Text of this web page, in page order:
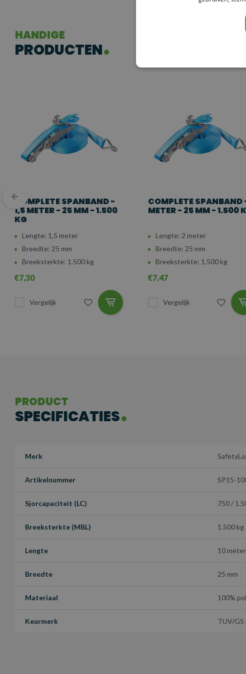
Buitengebruik, zoals transporten in verschillende
Professioneel gebruik voor lichte ladingen
EXTRA INFORMATIE
agrarische sector. Door de robuuste ratel en haken is de spanband een
omstandigheden.
LET OP: dit is een maatwerkartikel en kan niet worden
HANDIGE
PRODUCTEN
COMPLETE SPANBAND -
1,5 METER - 25 MM - 1.500
KG
Lengte: 1,5 meter
Breedte: 25 mm
Breeksterkte: 1.500 kg
€7,30
Vergelijk
COMPLETE SPANBAND
METER - 25 MM - 1.500
Lengte: 2 meter
Breedte: 25 mm
Breeksterkte: 1.500 kg
€7,47
Vergelijk
PRODUCT
SPECIFICATIES
Merk
Artikelnummer SP15-
Sjorcapaciteit (LC) 750 /
Breeksterkte (MBL) 1.500 kg
Lengte 10 meter
Breedte 25 mm
Materiaal 100%
Keurmerk TUV/